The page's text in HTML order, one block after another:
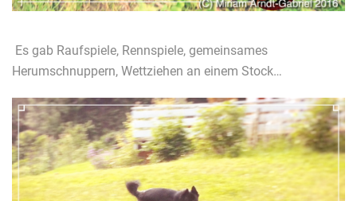
Es gab Raufspiele, Rennspiele, gemeinsames
Herumschnuppern, Wettziehen an einem Stock…